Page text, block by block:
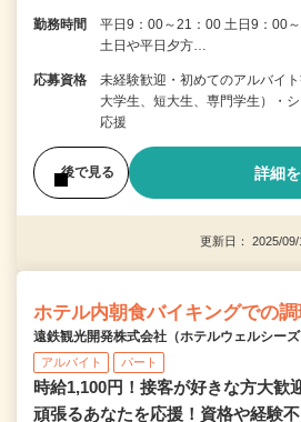
勤務時間
平日9：00～21：00 土日9：00
土日や平日夕方…
応募資格
未経験歓迎・初めてのアルバイト
大学生、短大生、専門学生）・
応援
後で見る 詳細
更新日： 2025/
ホテル内朝食バイキングでの
遠鉄観光開発株式会社（ホテルウェルシーズ
アルバイト パート
時給1,100円！接客が好きな方大歓
頑張るあなたを応援！資格や経験不